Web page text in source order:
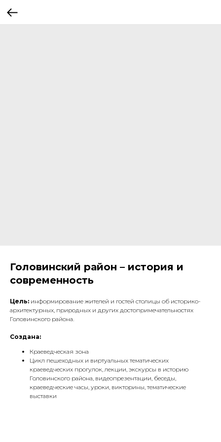
Головинский район – история и
современность
Цель: информирование жителей и гостей столицы об историко-
архитектурных, природных и других достопримечательностях
Головинского района.
Создана:
Краеведческая зона
Цикл пешеходных и виртуальных тематических
краеведческих прогулок, лекции, экскурсы в историю
Головинского района, видеопрезентации, беседы,
краеведческие часы, уроки, викторины, тематические
выставки